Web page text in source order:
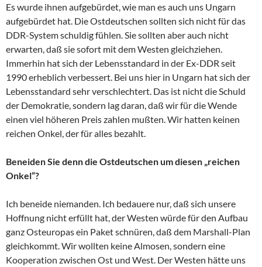
Es wurde ihnen aufgebürdet, wie man es auch uns Ungarn
aufgebürdet hat. Die Ostdeutschen sollten sich nicht für das
DDR-System schuldig fühlen. Sie sollten aber auch nicht
erwarten, daß sie sofort mit dem Westen gleichziehen.
Immerhin hat sich der Lebensstandard in der Ex-DDR seit
1990 erheblich verbessert. Bei uns hier in Ungarn hat sich der
Lebensstandard sehr verschlechtert. Das ist nicht die Schuld
der Demokratie, sondern lag daran, daß wir für die Wende
einen viel höheren Preis zahlen mußten. Wir hatten keinen
reichen Onkel, der für alles bezahlt.
Beneiden Sie denn die Ostdeutschen um diesen „reichen
Onkel“?
Ich beneide niemanden. Ich bedauere nur, daß sich unsere
Hoffnung nicht erfüllt hat, der Westen würde für den Aufbau
ganz Osteuropas ein Paket schnüren, daß dem Marshall-Plan
gleichkommt. Wir wollten keine Almosen, sondern eine
Kooperation zwischen Ost und West. Der Westen hätte uns